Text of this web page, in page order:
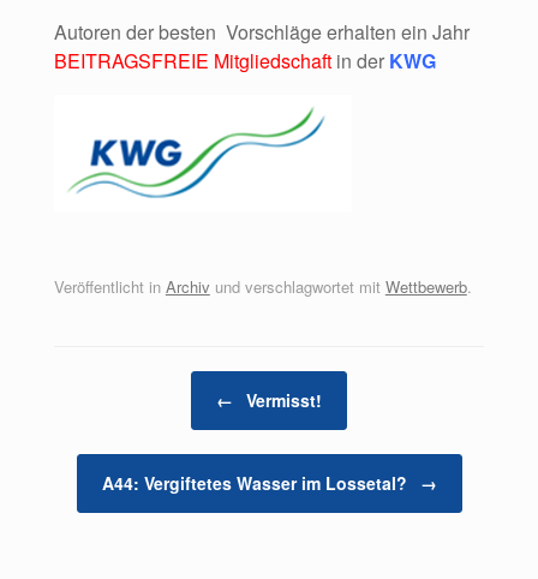
Autoren der besten Vorschläge erhalten ein Jahr
BEITRAGSFREIE Mitgliedschaftin der KWG
Veröffentlicht in Archiv und verschlagwortet mit Wettbewerb.
← Vermisst!
A44: Vergiftetes Wasser im Lossetal? →